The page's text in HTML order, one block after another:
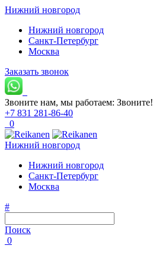
Нижний новгород
Нижний новгород
Санкт-Петербург
Москва
Заказать звонок
Звоните нам, мы работаем: Звоните!
+7 831 281-86-40
0
Нижний новгород
Нижний новгород
Санкт-Петербург
Москва
#
Поиск
0